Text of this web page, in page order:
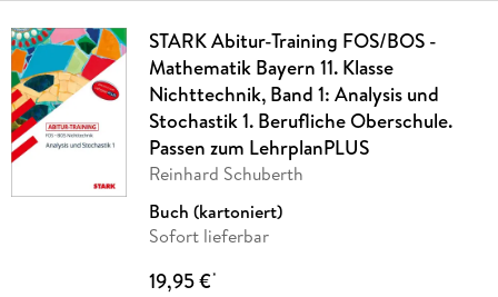
STARK Abitur-Training FOS/BOS -
Mathematik Bayern 11. Klasse
Nichttechnik, Band 1: Analysis und
Stochastik 1. Berufliche Oberschule.
Passen zum LehrplanPLUS
Reinhard Schuberth
Buch (kartoniert)
Sofort lieferbar
19,95 €*